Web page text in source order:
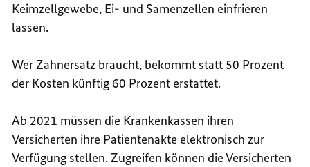
Keimzellgewebe, Ei- und Samenzellen einfrieren
lassen.
Wer Zahnersatz braucht, bekommt statt 50 Prozent
der Kosten künftig 60 Prozent erstattet.
Ab 2021 müssen die Krankenkassen ihren
Versicherten ihre Patientenakte elektronisch zur
Verfügung stellen. Zugreifen können die Versicherten